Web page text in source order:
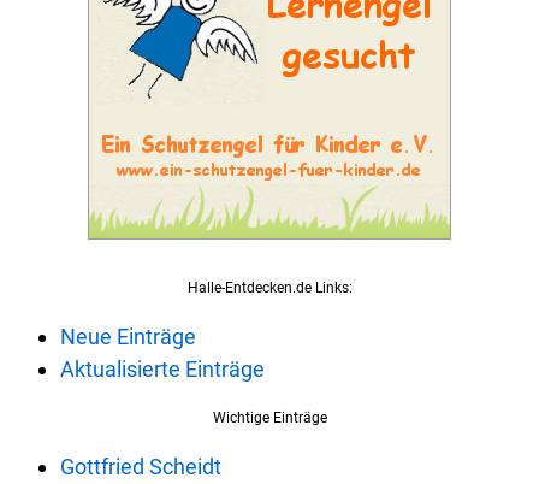
Halle-Entdecken.de Links:
Neue Einträge
Aktualisierte Einträge
Wichtige Einträge
Gottfried Scheidt